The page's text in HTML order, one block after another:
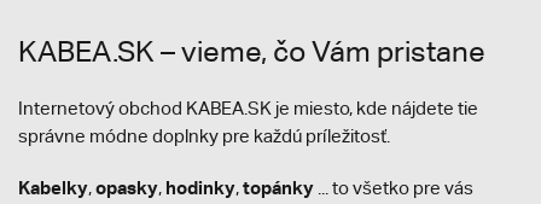
KABEA.SK – vieme, čo Vám pristane
Internetový obchod KABEA.SK je miesto, kde nájdete tie
správne módne doplnky pre každú príležitosť.
Kabelky,opasky, hodinky,topánky ... to všetko pre vás